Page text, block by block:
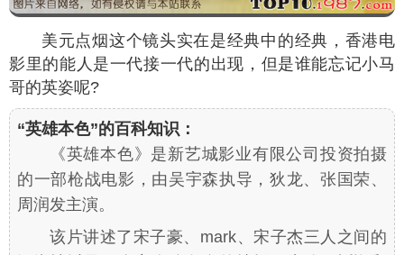
美元点烟这个镜头实在是经典中的经典，香港电
影里的能人是一代接一代的出现，但是谁能忘记小马
哥的英姿呢?
“英雄本色”的百科知识：
《英雄本色》是新艺城影业有限公司投资拍摄
的一部枪战电影，由吴宇森执导，狄龙、张国荣、
周润发主演。
该片讲述了宋子豪、mark、宋子杰三人之间的